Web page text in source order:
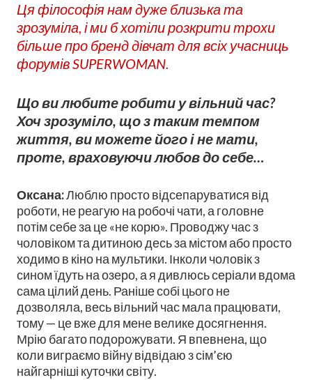
Ця філософія нам дуже близька та
зрозуміла, і ми б хотіли розкрити трохи
більше про бренд дівчат для всіх учасниць
форумів SUPERWOMAN.
Що ви любите робити у вільний час?
Хоч зрозуміло, що з таким темпом
життя, ви можете його і не мати,
проте, враховуючи любов до себе…
Оксана:Люблю просто відсепаруватися від
роботи, не реагую на робочі чати, а головне
потім себе за це «не корю». Проводжу час з
чоловіком та дитиною десь за містом або просто
ходимо в кіно на мультики. Інколи чоловік з
сином їдуть на озеро, а я дивлюсь серіали вдома
сама цілий день. Раніше собі цього не
дозволяла, весь вільний час мала працювати,
тому — це вже для мене велике досягнення.
Мрію багато подорожувати. Я впевнена, що
коли виграємо війну відвідаю з сім’єю
найгарніші куточки світу.